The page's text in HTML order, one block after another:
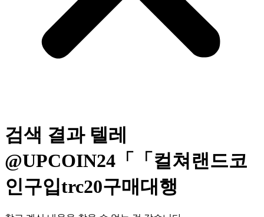
검색 결과 텔레
@UPCOIN24「「컬쳐랜드코
인구입trc20구매대행